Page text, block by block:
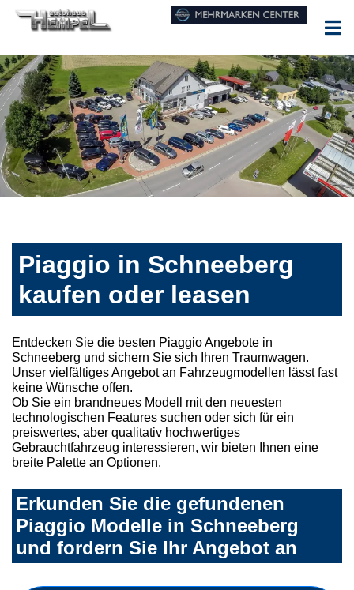
Piaggio in Schneeberg
kaufen oder leasen
Entdecken Sie die besten Piaggio Angebote in
Schneeberg und sichern Sie sich Ihren Traumwagen.
Unser vielfältiges Angebot an Fahrzeugmodellen lässt fast
keine Wünsche offen.
Ob Sie ein brandneues Modell mit den neuesten
technologischen Features suchen oder sich für ein
preiswertes, aber qualitativ hochwertiges
Gebrauchtfahrzeug interessieren, wir bieten Ihnen eine
breite Palette an Optionen.
Erkunden Sie die gefundenen
Piaggio Modelle in Schneeberg
und fordern Sie Ihr Angebot an